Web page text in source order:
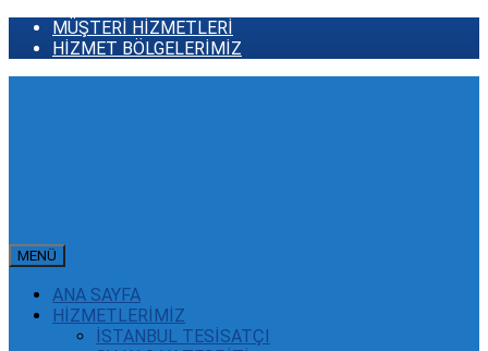
MÜŞTERİ HİZMETLERİ
HİZMET BÖLGELERİMİZ
MENÜ
ANA SAYFA
HİZMETLERİMİZ
İSTANBUL TESİSATÇI